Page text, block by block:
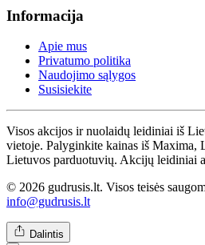
Informacija
Apie mus
Privatumo politika
Naudojimo sąlygos
Susisiekite
Visos akcijos ir nuolaidų leidiniai iš
vietoje. Palyginkite kainas iš
Lietuvos parduotuvių. Akcijų leidiniai
© 2026 gudrusis.lt. Visos teisės
info@gudrusis.lt
Dalintis